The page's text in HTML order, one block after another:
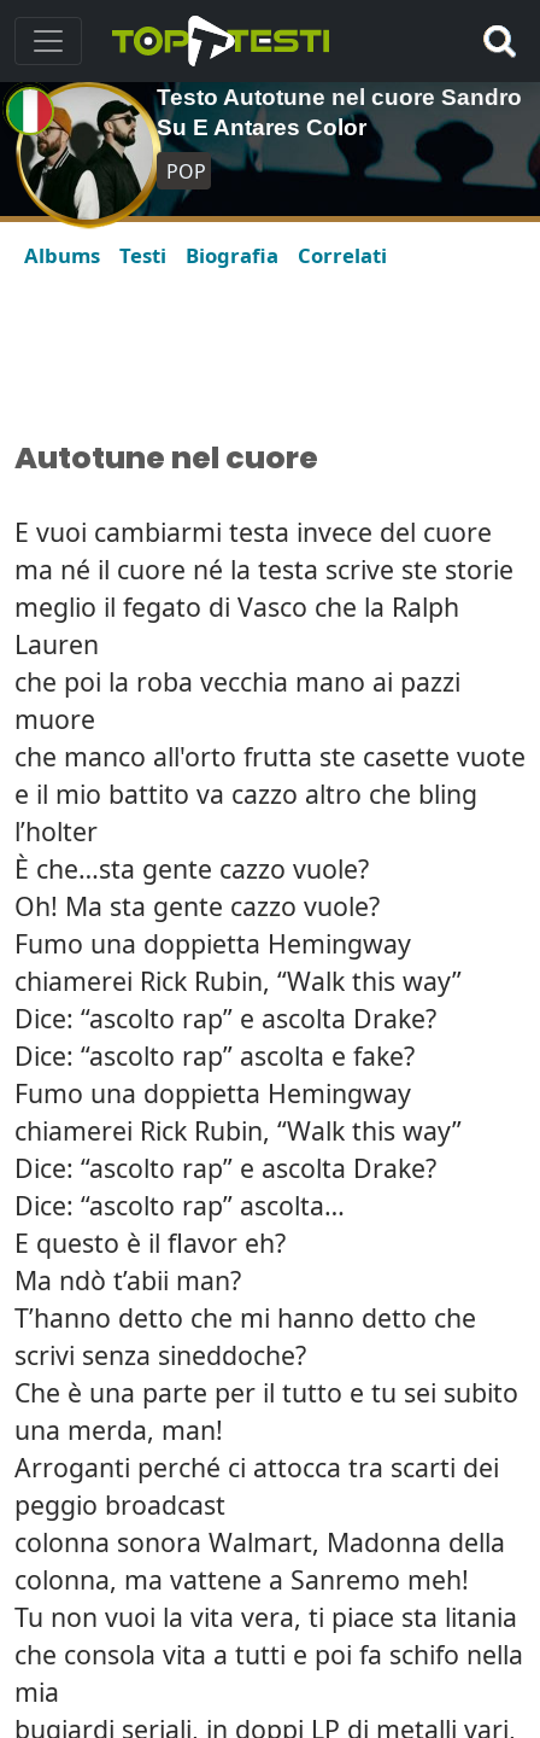
Testo Autotune nel cuore Sandro
Su E Antares Color
POP
Albums Testi Biografia Correlati
Autotune nel cuore
E vuoi cambiarmi testa invece del cuore
ma né il cuore né la testa scrive ste storie
meglio il fegato di Vasco che la Ralph
Lauren
che poi la roba vecchia mano ai pazzi
muore
che manco all'orto frutta ste casette vuote
e il mio battito va cazzo altro che bling
l’holter
È che…sta gente cazzo vuole?
Oh! Ma sta gente cazzo vuole?
Fumo una doppietta Hemingway
chiamerei Rick Rubin, “Walk this way”
Dice: “ascolto rap” e ascolta Drake?
Dice: “ascolto rap” ascolta e fake?
Fumo una doppietta Hemingway
chiamerei Rick Rubin, “Walk this way”
Dice: “ascolto rap” e ascolta Drake?
Dice: “ascolto rap” ascolta…
E questo è il flavor eh?
Ma ndò t’abii man?
T’hanno detto che mi hanno detto che
scrivi senza sineddoche?
Che è una parte per il tutto e tu sei subito
una merda, man!
Arroganti perché ci attocca tra scarti dei
peggio broadcast
colonna sonora Walmart, Madonna della
colonna, ma vattene a Sanremo meh!
Tu non vuoi la vita vera, ti piace sta litania
che consola vita a tutti e poi fa schifo nella
mia
bugiardi seriali, in doppi LP di metalli vari,